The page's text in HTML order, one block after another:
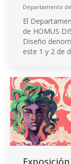
Departamento
El
de HOMUS
Diseño
este 1 y 2 de